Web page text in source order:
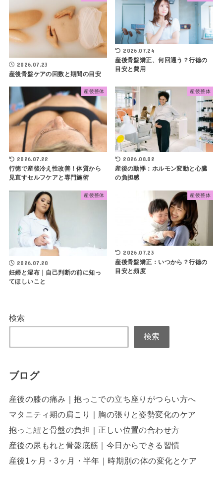
2026.07.23
産後骨盤ケアの回数と期間の目安
2026.07.24
産後骨盤矯正、何回通う？行徳の
目安と費用
産後整体
2026.07.22
行徳で産後冷え性改善！体質から
見直すセルフケアと専門施術
産後整体
2026.08.02
産後の動悸：ホルモン変動と心臓
の負担感
産後整体
2026.07.20
妊婦と湿布｜自己判断の前に知っ
てほしいこと
産後整体
2026.07.23
産後骨盤矯正：いつから？行徳の
目安と頻度
検索
検索
ブログ
産後の膝の痛み｜抱っこでの立ち座りがつらい方へ
マタニティ期の肩こり｜胸の張りと姿勢変化のケア
抱っこ紐と骨盤の負担｜正しい位置の合わせ方
産後の尿もれと骨盤底筋｜今日からできる習慣
産後1ヶ月・3ヶ月・半年｜時期別の体の変化とケア